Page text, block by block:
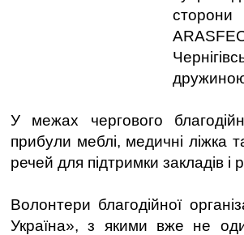
сторони
У межах чергового
прибули меблі, медичні ліжка
речей для підтримки закладів і
Волонтери благодійної
Україна», з якими вже не